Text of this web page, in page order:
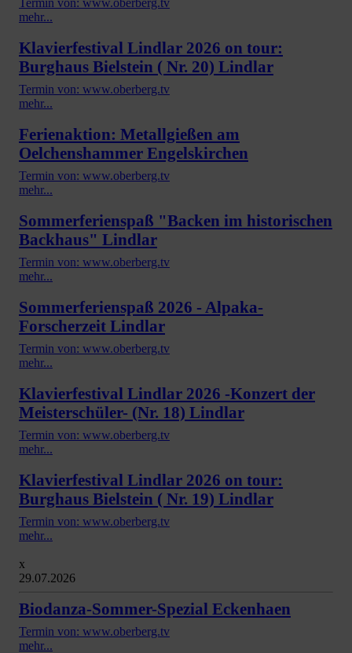
mehr...
Klavierfestival Lindlar 2026 on tour:
Burghaus Bielstein ( Nr. 20) Lindlar
Termin von: www.oberberg.tv
mehr...
Ferienaktion: Metallgießen am
Oelchenshammer Engelskirchen
Termin von: www.oberberg.tv
mehr...
Sommerferienspaß "Backen im historischen
Backhaus" Lindlar
Termin von: www.oberberg.tv
mehr...
Sommerferienspaß 2026 - Alpaka-
Forscherzeit Lindlar
Termin von: www.oberberg.tv
mehr...
Klavierfestival Lindlar 2026 -Konzert der
Meisterschüler- (Nr. 18) Lindlar
Termin von: www.oberberg.tv
mehr...
Klavierfestival Lindlar 2026 on tour:
Burghaus Bielstein ( Nr. 19) Lindlar
Termin von: www.oberberg.tv
mehr...
x
29.07.2026
Biodanza-Sommer-Spezial Eckenhaen
Termin von: www.oberberg.tv
mehr...